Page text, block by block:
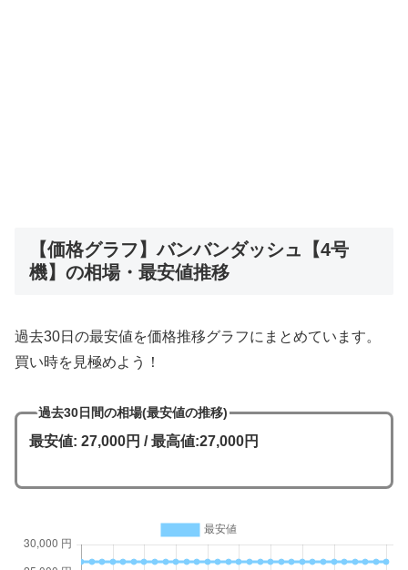
【価格グラフ】バンバンダッシュ【4号
機】の相場・最安値推移
過去30日の最安値を価格推移グラフにまとめています。
買い時を見極めよう！
過去30日間の相場(最安値の推移)
最安値: 27,000円 / 最高値:27,000円